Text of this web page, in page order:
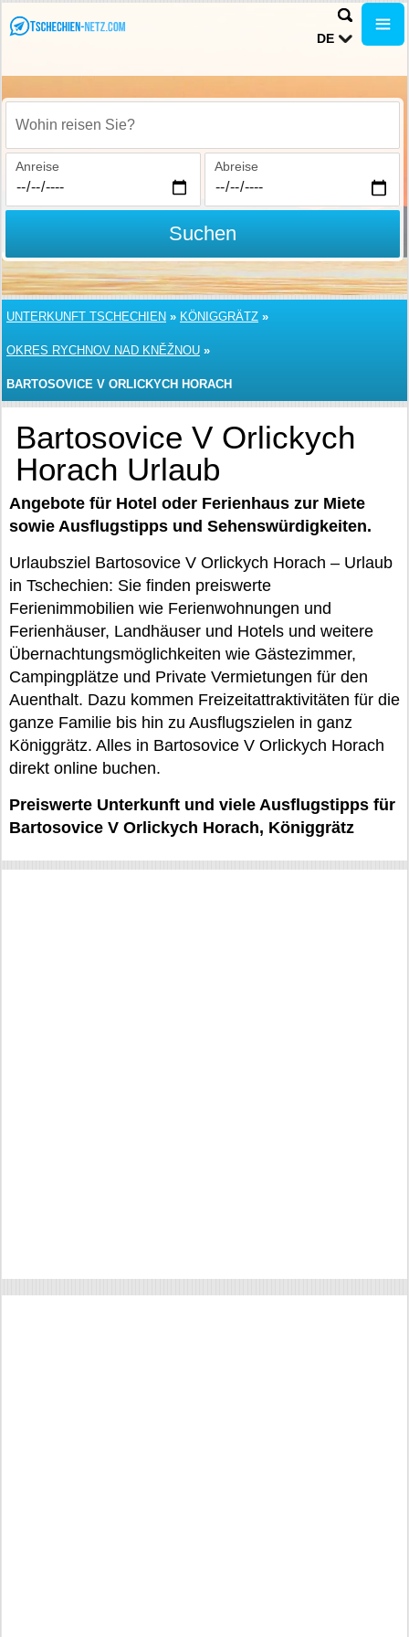
DE
Wohin reisen Sie?
Anreise Abreise
Suchen
UNTERKUNFT TSCHECHIEN » KÖNIGGRÄTZ »
OKRES RYCHNOV NAD KNĚŽNOU »
BARTOSOVICE V ORLICKYCH HORACH
Bartosovice V Orlickych
Horach Urlaub
Angebote für Hotel oder Ferienhaus zur Miete
sowie Ausflugstipps und Sehenswürdigkeiten.
Urlaubsziel Bartosovice V Orlickych Horach – Urlaub
in Tschechien: Sie finden preiswerte
Ferienimmobilien wie Ferienwohnungen und
Ferienhäuser, Landhäuser und Hotels und weitere
Übernachtungsmöglichkeiten wie Gästezimmer,
Campingplätze und Private Vermietungen für den
Auenthalt. Dazu kommen Freizeitattraktivitäten für die
ganze Familie bis hin zu Ausflugszielen in ganz
Königgrätz. Alles in Bartosovice V Orlickych Horach
direkt online buchen.
Preiswerte Unterkunft und viele Ausflugstipps für
Bartosovice V Orlickych Horach, Königgrätz